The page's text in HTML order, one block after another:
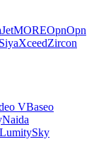
JetMOREOpnOpn
SiyaXceedZircon
VBaseo
Naida
Sky